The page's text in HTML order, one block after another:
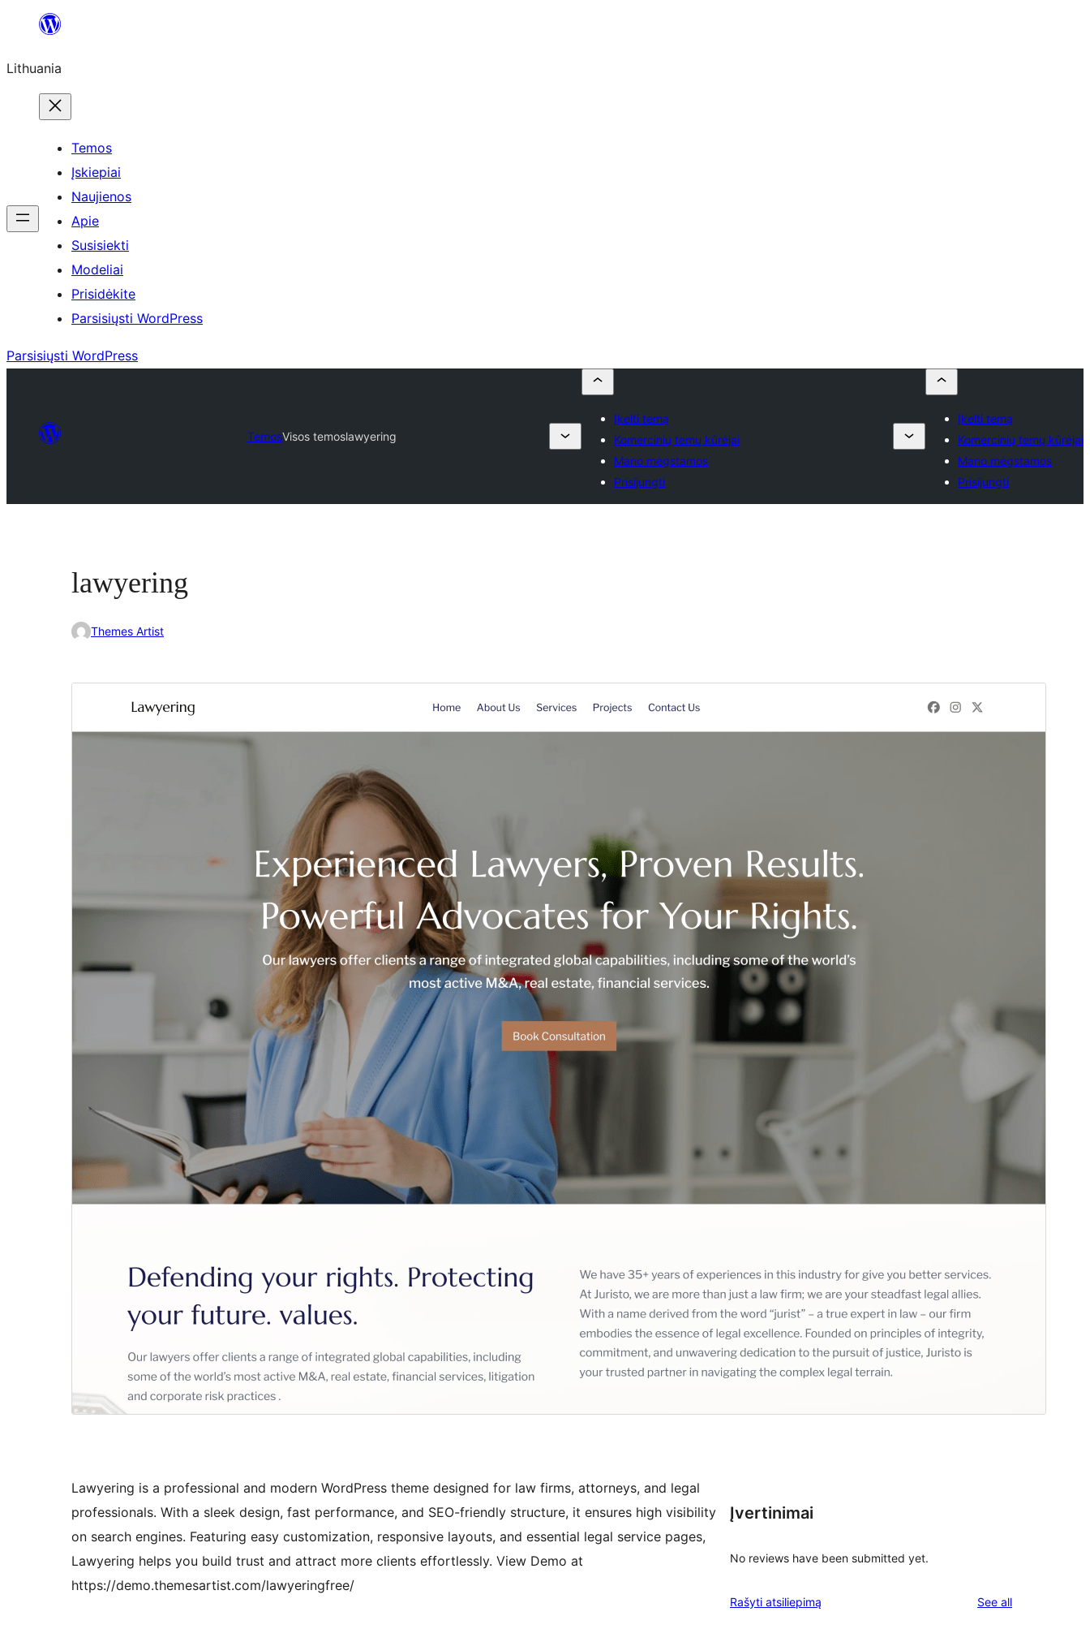
turinio
Lithuania
Temos
Įskiepiai
Naujienos
Apie
Susisiekti
Modeliai
Prisidėkite
Parsisiųsti WordPress
Parsisiųsti WordPress
TemosVisos temoslawyering
Įkelti temą
Komercinių temų kūrėjai
Mano mėgstamos
Prisijungti
Įkelti temą
Komercinių temų kūrėjai
Mano mėgstamos
Prisijungti
lawyering
Themes Artist
Lawyering is a professional and modern WordPress theme designed for law firms, attorneys, and legal
professionals. With a sleek design, fast performance, and SEO-friendly structure, it ensures high visibility
on search engines. Featuring easy customization, responsive layouts, and essential legal service pages,
Lawyering helps you build trust and attract more clients effortlessly. View Demo at
https://demo.themesartist.com/lawyeringfree/
Įvertinimai
No reviews have been submitted yet.
Rašyti atsiliepimą See allreviews